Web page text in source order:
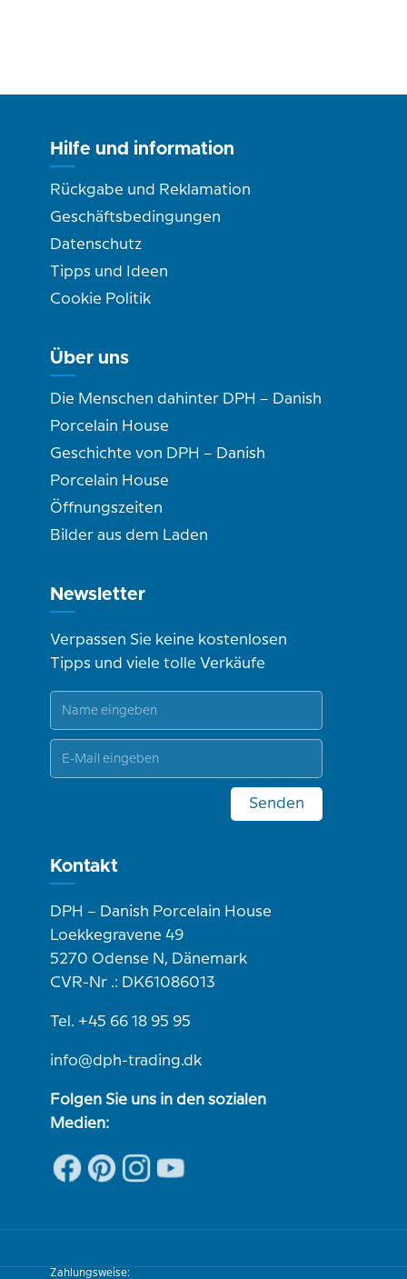
Hilfe und information
Rückgabe und Reklamation
Geschäftsbedingungen
Datenschutz
Tipps und Ideen
Cookie Politik
Über uns
Die Menschen dahinter DPH – Danish
Porcelain House
Geschichte von DPH – Danish
Porcelain House
Öffnungszeiten
Bilder aus dem Laden
Newsletter
Verpassen Sie keine kostenlosen
Tipps und viele tolle Verkäufe
Senden
Kontakt
DPH – Danish Porcelain House
Loekkegravene 49
5270 Odense N, Dänemark
CVR-Nr .: DK61086013
Tel. +45 66 18 95 95
info@dph-trading.dk
Folgen Sie uns in den sozialen
Medien:
Zahlungsweise: